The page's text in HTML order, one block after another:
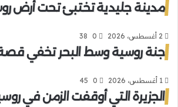
مدينة جليدية تختبئ تحت أرض
2 أغسطس، 2026 0
38
جنة روسية وسط البحر تخفي
1 أغسطس، 2026 0
45
الجزيرة التي أوقفت الزمن في